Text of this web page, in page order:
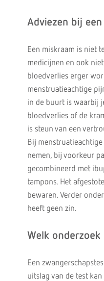
Adviezen bij
Een miskraam is niet
medicijnen en ook
bloedverlies erger
menstruatieachtige
in de buurt is waarbij
bloedverlies of de
is steun van een
Bij
nemen, bij voorkeur
gecombineerd met
tampons. Het
bewaren. Verder
heeft geen zin.
Welk
Een
uitslag van de test